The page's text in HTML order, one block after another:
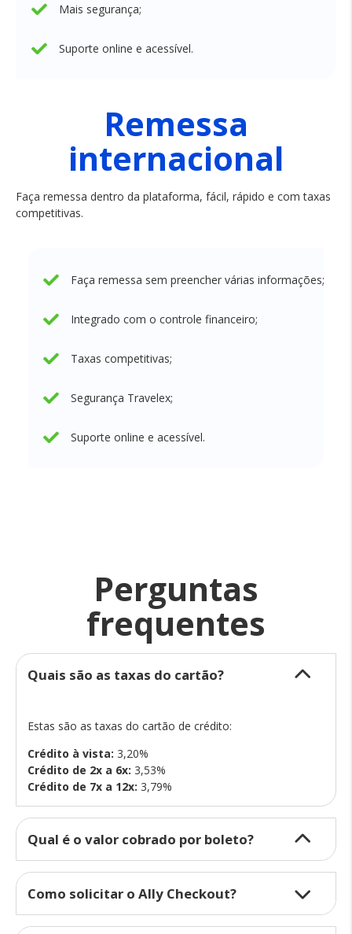
Mais segurança;
Suporte online e acessível.
Remessa
internacional
Faça remessa dentro da plataforma, fácil, rápido e com taxas
competitivas.
Faça remessa sem preencher várias informações;
Integrado com o controle financeiro;
Taxas competitivas;
Segurança Travelex;
Suporte online e acessível.
Perguntas
frequentes
Quais são as taxas do cartão?
Estas são as taxas do cartão de crédito:
Crédito à vista: 3,20%
Crédito de 2x a 6x: 3,53%
Crédito de 7x a 12x: 3,79%
Qual é o valor cobrado por boleto?
Como solicitar o Ally Checkout?